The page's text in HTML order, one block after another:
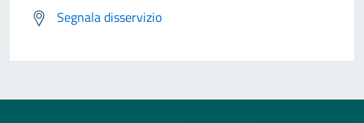
Segnala disservizio